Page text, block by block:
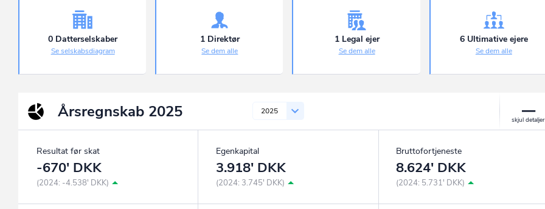
ownr Pipeline
Identificer salgsklare kundeemner
Ownr ajour goes supersonic
0 Datterselskaber
Se selskabsdiagram
1 Direktør
Se dem alle
1 Legal ejer
Se dem alle
6 Ultimative ejere
Se dem alle
Årsregnskab 2025 2025
Resultat før skat
-670' DKK
(2024: -4.538' DKK)
Egenkapital
3.918' DKK
(2024: 3.745' DKK)
Bruttofortjeneste
8.624' DKK
(2024: 5.731' DKK)